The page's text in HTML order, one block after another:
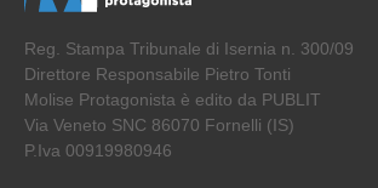
Reg. Stampa Tribunale di Isernia n. 300/09
Direttore Responsabile Pietro Tonti
Molise Protagonista è edito da PUBLIT
Via Veneto SNC 86070 Fornelli (IS)
P.Iva 00919980946